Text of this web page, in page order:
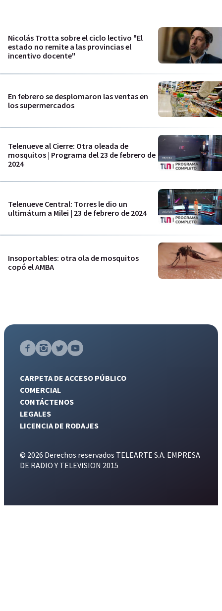
Nicolás Trotta sobre el ciclo lectivo "El
estado no remite a las provincias el
incentivo docente"
En febrero se desplomaron las ventas en
los supermercados
Telenueve al Cierre: Otra oleada de
mosquitos | Programa del 23 de febrero de
2024
Telenueve Central: Torres le dio un
ultimátum a Milei | 23 de febrero de 2024
Insoportables: otra ola de mosquitos
copó el AMBA
CARPETA DE ACCESO PÚBLICO
COMERCIAL
CONTÁCTENOS
LEGALES
LICENCIA DE RODAJES
© 2026 Derechos reservados TELEARTE S.A. EMPRESA
DE RADIO Y TELEVISION 2015